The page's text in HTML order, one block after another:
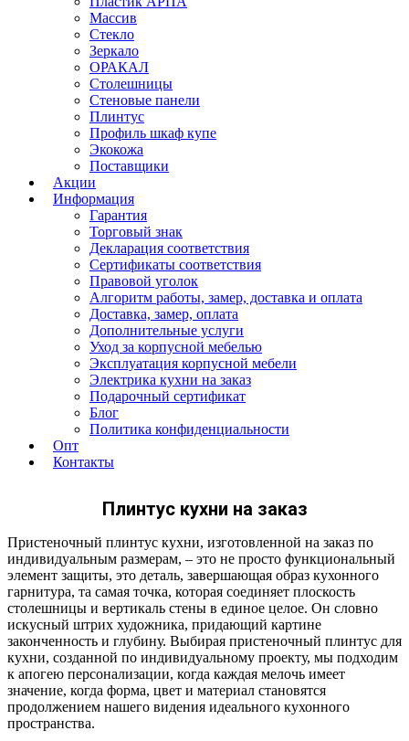
Массив
Стекло
Зеркало
ОРАКАЛ
Столешницы
Стеновые панели
Плинтус
Профиль шкаф купе
Экокожа
Поставщики
Акции
Информация
Гарантия
Торговый знак
Декларация соответствия
Сертификаты соответствия
Правовой уголок
Алгоритм работы, замер, доставка и оплата
Доставка, замер, оплата
Дополнительные услуги
Уход за корпусной мебелью
Эксплуатация корпусной мебели
Электрика кухни на заказ
Подарочный сертификат
Блог
Политика конфиденциальности
Опт
Контакты
Плинтус кухни на заказ
Пристеночный плинтус кухни, изготовленной на заказ по
индивидуальным размерам, – это не просто функциональный
элемент защиты, это деталь, завершающая образ кухонного
гарнитура, та самая точка, которая соединяет плоскость
столешницы и вертикаль стены в единое целое. Он словно
искусный штрих художника, придающий картине
законченность и глубину. Выбирая пристеночный плинтус для
кухни, созданной по индивидуальному проекту, мы подходим
к апогею персонализации, когда каждая мелочь имеет
значение, когда форма, цвет и материал становятся
продолжением нашего видения идеального кухонного
пространства.